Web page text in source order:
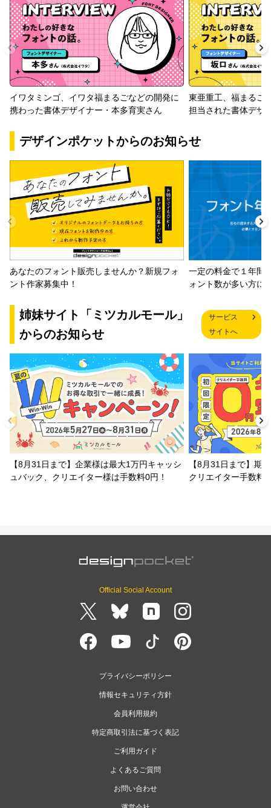
イワタミンゴ、イワタ福まるごなどの開発に
携わった書体デザイナー・本多育実さん
東亜重工、福まるご
担当された書体デザ
デザインポケットからのお知らせ
あなたのフォント販売しませんか？新規フォ
ント作家募集中！
一定の料金で１年間
ォント数が多い方に
姉妹サイト「ミツカルモール」
からのお知らせ
サービス
サイトへ
【8月31日まで】企業様は最大1万円キャッシ
ュバック、クリエイター様は手数料0円！
【8月31日まで】期
クリエイター手数料
Official Social Account
プライバシーポリシー
情報セキュリティ方針
会員利用規約
特定商取引法に基づく表記
ご利用ガイド
よくあるご質問
お問い合わせ